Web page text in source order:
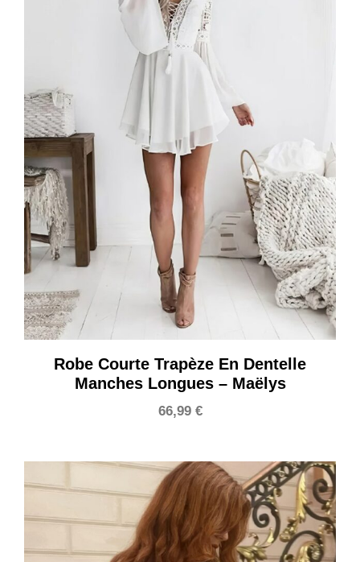
Robe Courte Trapèze En Dentelle
Manches Longues – Maëlys
66,99 €